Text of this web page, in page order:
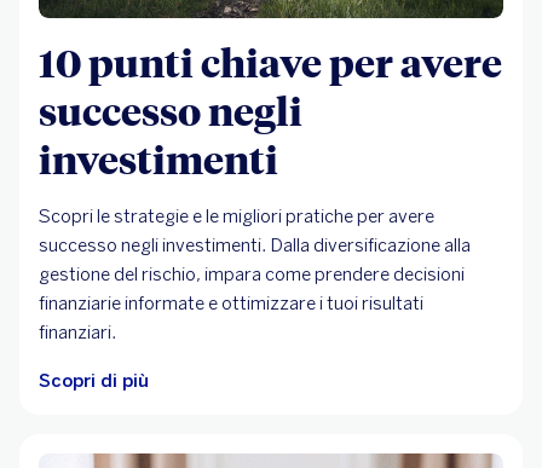
10 punti chiave per avere
successo negli
investimenti
Scopri le strategie e le migliori pratiche per avere
successo negli investimenti. Dalla diversificazione alla
gestione del rischio, impara come prendere decisioni
finanziarie informate e ottimizzare i tuoi risultati
finanziari.
Scopri di più